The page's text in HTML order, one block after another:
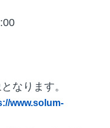
なります。
www.solum-